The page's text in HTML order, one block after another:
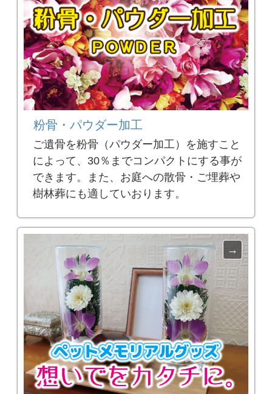
粉骨・パウダー加工
ご遺骨を粉骨（パウダー加工）を施すこと
によって、30％までコンパクトにする事が
できます。また、お庭への散骨・ご埋葬や
樹林葬にも適していおります。